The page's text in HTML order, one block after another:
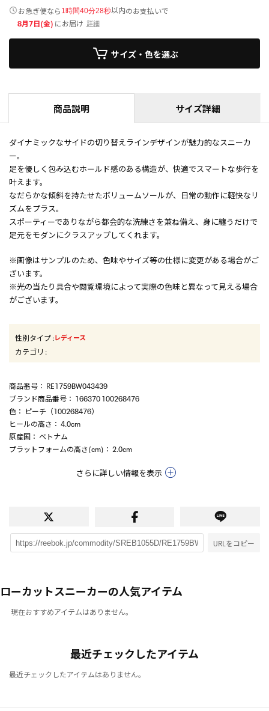
お急ぎ便なら 1時間40分27秒以内のお支払いで
8月7日(金) にお届け 詳細
サイズ・色を選ぶ
商品説明 サイズ詳細
ダイナミックなサイドの切り替えラインデザインが魅力的なスニーカ
ー。
足を優しく包み込むホールド感のある構造が、快適でスマートな歩行を
叶えます。
なだらかな傾斜を持たせたボリュームソールが、日常の動作に軽快なリ
ズムをプラス。
スポーティーでありながら都会的な洗練さを兼ね備え、身に纏うだけで
足元をモダンにクラスアップしてくれます。
※画像はサンプルのため、色味やサイズ等の仕様に変更がある場合がご
ざいます。
※光の当たり具合や閲覧環境によって実際の色味と異なって見える場合
がございます。
性別タイプ:レディース
カテゴリ :
商品番号 ： RE1759BW043439
ブランド商品番号 ： 166370 100268476
色 ： ピーチ（100268476）
ヒールの高さ ： 4.0cm
原産国 ： ベトナム
プラットフォームの高さ(cm) ： 2.0cm
さらに詳しい情報を表示
URLをコピー
ローカットスニーカーの人気アイテム
現在おすすめアイテムはありません。
最近チェックしたアイテム
最近チェックしたアイテムはありません。